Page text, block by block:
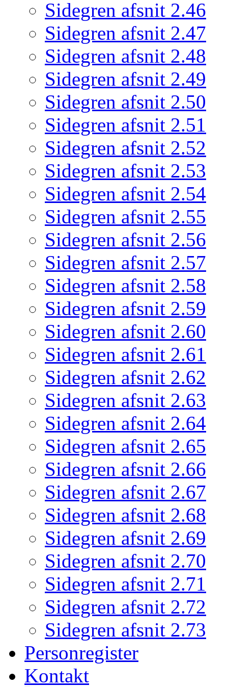
Sidegren afsnit 2.46
Sidegren afsnit 2.47
Sidegren afsnit 2.48
Sidegren afsnit 2.49
Sidegren afsnit 2.50
Sidegren afsnit 2.51
Sidegren afsnit 2.52
Sidegren afsnit 2.53
Sidegren afsnit 2.54
Sidegren afsnit 2.55
Sidegren afsnit 2.56
Sidegren afsnit 2.57
Sidegren afsnit 2.58
Sidegren afsnit 2.59
Sidegren afsnit 2.60
Sidegren afsnit 2.61
Sidegren afsnit 2.62
Sidegren afsnit 2.63
Sidegren afsnit 2.64
Sidegren afsnit 2.65
Sidegren afsnit 2.66
Sidegren afsnit 2.67
Sidegren afsnit 2.68
Sidegren afsnit 2.69
Sidegren afsnit 2.70
Sidegren afsnit 2.71
Sidegren afsnit 2.72
Sidegren afsnit 2.73
Personregister
Kontakt